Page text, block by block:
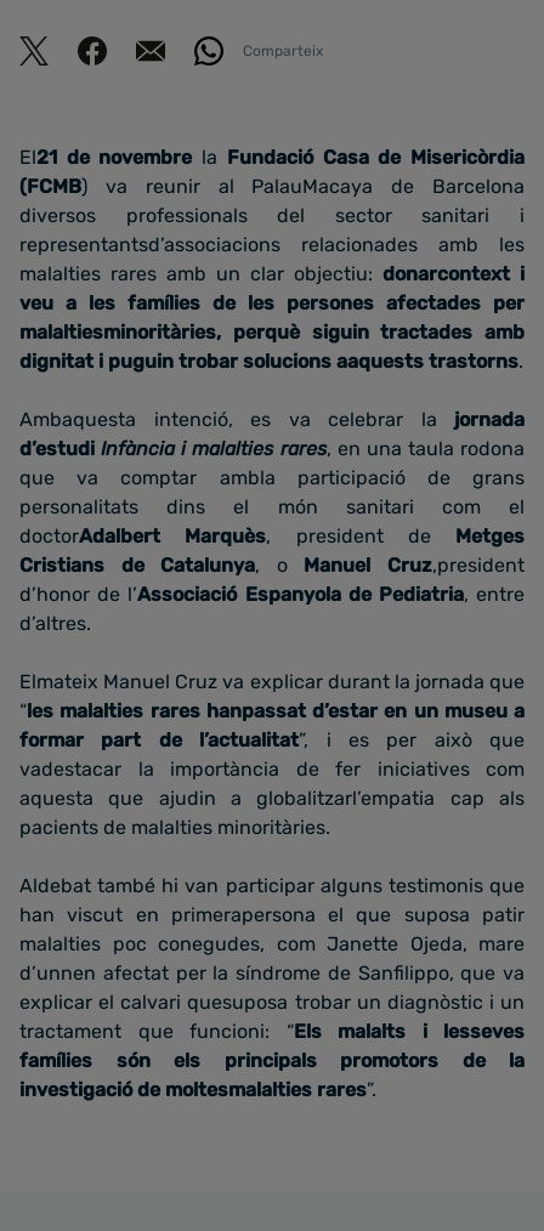
Comparteix
El21 de novembrela Fundació Casa de Misericòrdia
(FCMB) va reunir al PalauMacaya de Barcelona
diversos professionals del sector sanitari i
representantsd’associacions relacionades amb les
malalties rares amb un clar objectiu: donarcontext i
veu a les famílies de les persones afectades per
malaltiesminoritàries, perquè siguin tractades amb
dignitat i puguin trobar solucions aaquests trastorns.
Ambaquesta intenció, es va celebrar la jornada
d’estudiInfància i malalties rares, en una taula rodona
que va comptar ambla participació de grans
personalitats dins el món sanitari com el
doctorAdalbert Marquès, president de Metges
Cristians de Catalunya, o Manuel Cruz,president
d’honor de l’Associació Espanyola de Pediatria, entre
d’altres.
Elmateix Manuel Cruz va explicar durant la jornada que
“les malalties rares hanpassat d’estar en un museu a
formar part de l’actualitat”, i es per això que
vadestacar la importància de fer iniciatives com
aquesta que ajudin a globalitzarl’empatia cap als
pacients de malalties minoritàries.
Aldebat també hi van participar alguns testimonis que
han viscut en primerapersona el que suposa patir
malalties poc conegudes, com Janette Ojeda, mare
d’unnen afectat per la síndrome de Sanfilippo, que va
explicar el calvari quesuposa trobar un diagnòstic i un
tractament que funcioni: “Els malalts i lesseves
famílies són els principals promotors de la
investigació de moltesmalalties rares”.